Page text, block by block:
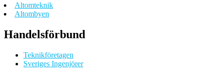
Altomteknik
Altombyen
Handelsförbund
Teknikföretagen
Sveriges Ingenjörer